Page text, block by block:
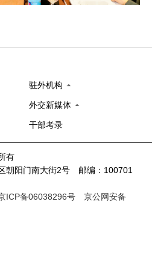
驻外机构
外交新媒体
干部考录
有
朝阳门南大街2号 邮编：100701
ICP备06038296号
京公网安备